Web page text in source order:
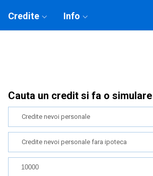
Credite Info
Cauta un credit si fa o simulare
Credite nevoi personale
Credite nevoi personale fara ipoteca